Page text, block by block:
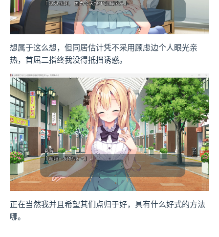
想属于这么想，但同居估计凭不采用顾虑边个人眼光亲
热，首屈二指终我没得抵挡诱惑。
正在当然我并且希望其们点归于好，具有什么好式的方法
哪。